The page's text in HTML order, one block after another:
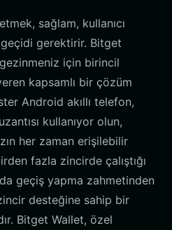
sağlam, kullanıcı
gerektirir. Bitget
için birincil
kapsamlı bir çözüm
Android akıllı telefon,
kullanıyor olun,
her zaman erişilebilir
fazla zincirde çalıştığı
geçiş yapma zahmetinden
desteğine sahip bir
Bitget Wallet, özel